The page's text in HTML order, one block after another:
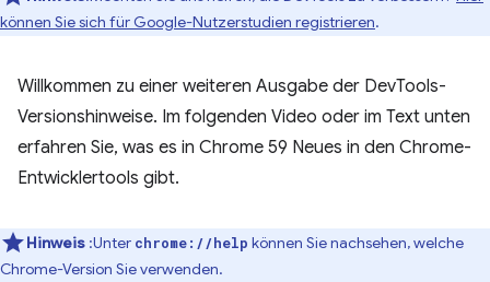
können Sie sich für Google-Nutzerstudien registrieren.
Willkommen zu einer weiteren Ausgabe der DevTools-
Versionshinweise. Im folgenden Video oder im Text unten
erfahren Sie, was es in Chrome 59 Neues in den Chrome-
Entwicklertools gibt.
Hinweis :Unter chrome://help können Sie nachsehen, welche
Chrome-Version Sie verwenden.